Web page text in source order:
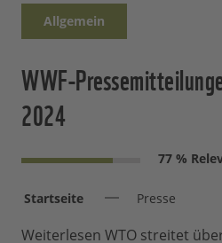
Allgemein
WWF-
2024
77 %
Startseite Presse
Weiterlesen WTO streitet